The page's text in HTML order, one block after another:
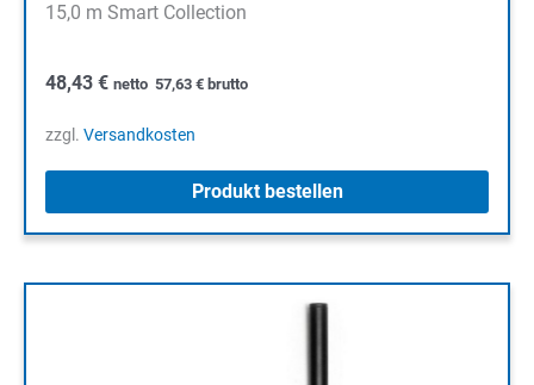
15,0 m Smart Collection
48,43 € netto 57,63 € brutto
zzgl. Versandkosten
Produkt bestellen